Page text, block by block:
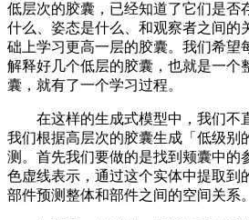
低层次的胶囊，已经知道了它们是否
什么、姿态是什么、和观察者之间的
础上学习更高一层的胶囊。我们希望
解释好几个低层的胶囊，也就是一个
囊，就有了一个学习过程。
在这样的生成式模型中，我们不直
我们根据高层次的胶囊生成「低级别
测。首先我们要做的是找到颊囊中的
色虚线表示，通过这个实体中提取到
部件预测整体和部件之间的空间关系。